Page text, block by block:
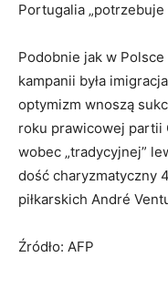
Portugalia
Podobnie jak w
kampanii była
optymizm wnoszą
roku prawicowej partii
wobec „tradycyjnej”
dość charyzmatyczny
piłkarskich André
Źródło: AFP